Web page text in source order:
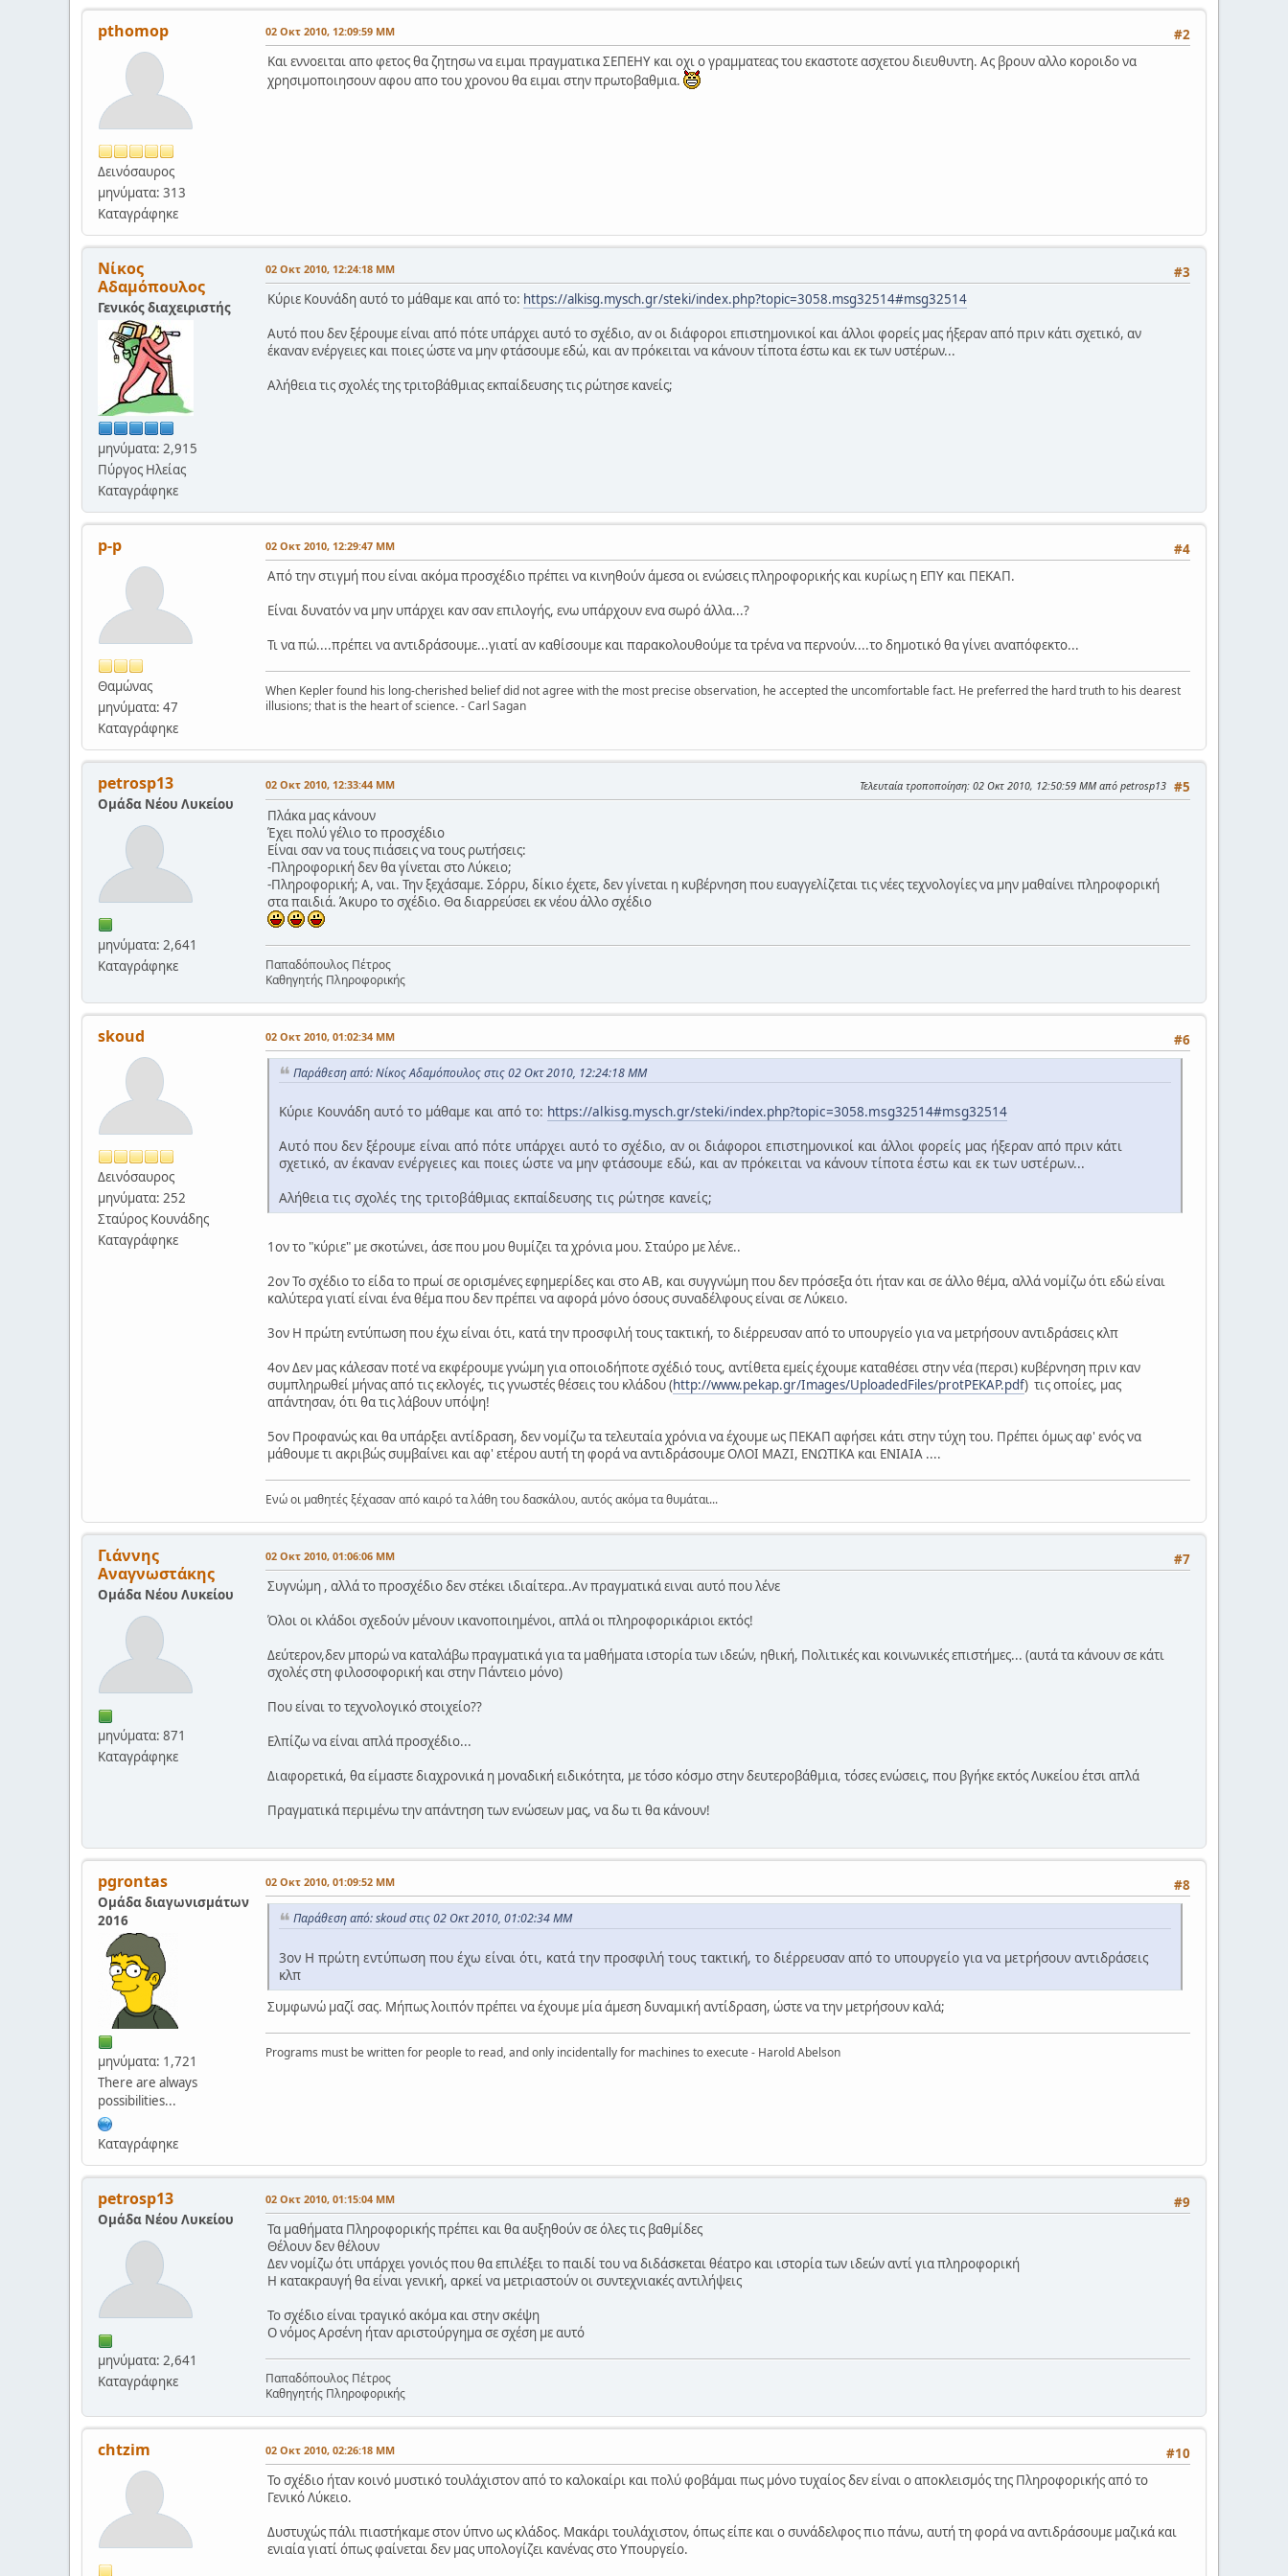
pthomop
Δεινόσαυρος
μηνύματα: 313
Καταγράφηκε
#2
02 Οκτ 2010, 12:09:59 ΜΜ
Kαι εννοειται απο φετος θα ζητησω να ειμαι πραγματικα ΣΕΠΕΗΥ και οχι ο γραμματεας του εκαστοτε ασχετου διευθυντη. Ας βρουν αλλο κοροιδο να
χρησιμοποιησουν αφου απο του χρονου θα ειμαι στην πρωτοβαθμια.
Νίκος
Αδαμόπουλος
Γενικός διαχειριστής
μηνύματα: 2,915
Πύργος Ηλείας
Καταγράφηκε
#3
02 Οκτ 2010, 12:24:18 ΜΜ
Κύριε Κουνάδη αυτό το μάθαμε και από το: https://alkisg.mysch.gr/steki/index.php?topic=3058.msg32514#msg32514
Αυτό που δεν ξέρουμε είναι από πότε υπάρχει αυτό το σχέδιο, αν οι διάφοροι επιστημονικοί και άλλοι φορείς μας ήξεραν από πριν κάτι σχετικό, αν
έκαναν ενέργειες και ποιες ώστε να μην φτάσουμε εδώ, και αν πρόκειται να κάνουν τίποτα έστω και εκ των υστέρων...
Αλήθεια τις σχολές της τριτοβάθμιας εκπαίδευσης τις ρώτησε κανείς;
p-p
Θαμώνας
μηνύματα: 47
Καταγράφηκε
#4
02 Οκτ 2010, 12:29:47 ΜΜ
Από την στιγμή που είναι ακόμα προσχέδιο πρέπει να κινηθούν άμεσα οι ενώσεις πληροφορικής και κυρίως η ΕΠΥ και ΠΕΚΑΠ.
Είναι δυνατόν να μην υπάρχει καν σαν επιλογής, ενω υπάρχουν ενα σωρό άλλα...?
Τι να πώ....πρέπει να αντιδράσουμε...γιατί αν καθίσουμε και παρακολουθούμε τα τρένα να περνούν....το δημοτικό θα γίνει αναπόφεκτο...
When Kepler found his long-cherished belief did not agree with the most precise observation, he accepted the uncomfortable fact. He preferred the hard truth to his dearest
illusions; that is the heart of science. - Carl Sagan
petrosp13
Ομάδα Νέου Λυκείου
μηνύματα: 2,641
Καταγράφηκε
#5
02 Οκτ 2010, 12:33:44 ΜΜ Τελευταία τροποποίηση: 02 Οκτ 2010, 12:50:59 ΜΜ από petrosp13
Πλάκα μας κάνουν
Έχει πολύ γέλιο το προσχέδιο
Είναι σαν να τους πιάσεις να τους ρωτήσεις:
-Πληροφορική δεν θα γίνεται στο Λύκειο;
-Πληροφορική; Α, ναι. Την ξεχάσαμε. Σόρρυ, δίκιο έχετε, δεν γίνεται η κυβέρνηση που ευαγγελίζεται τις νέες τεχνολογίες να μην μαθαίνει πληροφορική
στα παιδιά. Άκυρο το σχέδιο. Θα διαρρεύσει εκ νέου άλλο σχέδιο
Παπαδόπουλος Πέτρος
Καθηγητής Πληροφορικής
skoud
Δεινόσαυρος
μηνύματα: 252
Σταύρος Κουνάδης
Καταγράφηκε
#6
02 Οκτ 2010, 01:02:34 ΜΜ
Παράθεση από: Νίκος Αδαμόπουλος στις 02 Οκτ 2010, 12:24:18 ΜΜ
Κύριε Κουνάδη αυτό το μάθαμε και από το: https://alkisg.mysch.gr/steki/index.php?topic=3058.msg32514#msg32514
Αυτό που δεν ξέρουμε είναι από πότε υπάρχει αυτό το σχέδιο, αν οι διάφοροι επιστημονικοί και άλλοι φορείς μας ήξεραν από πριν κάτι
σχετικό, αν έκαναν ενέργειες και ποιες ώστε να μην φτάσουμε εδώ, και αν πρόκειται να κάνουν τίποτα έστω και εκ των υστέρων...
Αλήθεια τις σχολές της τριτοβάθμιας εκπαίδευσης τις ρώτησε κανείς;
1ον το "κύριε" με σκοτώνει, άσε που μου θυμίζει τα χρόνια μου. Σταύρο με λένε..
2ον Το σχέδιο το είδα το πρωί σε ορισμένες εφημερίδες και στο ΑΒ, και συγγνώμη που δεν πρόσεξα ότι ήταν και σε άλλο θέμα, αλλά νομίζω ότι εδώ είναι
καλύτερα γιατί είναι ένα θέμα που δεν πρέπει να αφορά μόνο όσους συναδέλφους είναι σε Λύκειο.
3ον Η πρώτη εντύπωση που έχω είναι ότι, κατά την προσφιλή τους τακτική, το διέρρευσαν από το υπουργείο για να μετρήσουν αντιδράσεις κλπ
4ον Δεν μας κάλεσαν ποτέ να εκφέρουμε γνώμη για οποιοδήποτε σχέδιό τους, αντίθετα εμείς έχουμε καταθέσει στην νέα (περσι) κυβέρνηση πριν καν
συμπληρωθεί μήνας από τις εκλογές, τις γνωστές θέσεις του κλάδου (http://www.pekap.gr/Images/UploadedFiles/protPEKAP.pdf) τις οποίες, μας
απάντησαν, ότι θα τις λάβουν υπόψη!
5ον Προφανώς και θα υπάρξει αντίδραση, δεν νομίζω τα τελευταία χρόνια να έχουμε ως ΠΕΚΑΠ αφήσει κάτι στην τύχη του. Πρέπει όμως αφ' ενός να
μάθουμε τι ακριβώς συμβαίνει και αφ' ετέρου αυτή τη φορά να αντιδράσουμε ΟΛΟΙ ΜΑΖΙ, ΕΝΩΤΙΚΑ και ΕΝΙΑΙΑ ....
Ενώ οι μαθητές ξέχασαν από καιρό τα λάθη του δασκάλου, αυτός ακόμα τα θυμάται...
Γιάννης
Αναγνωστάκης
Ομάδα Νέου Λυκείου
μηνύματα: 871
Καταγράφηκε
#7
02 Οκτ 2010, 01:06:06 ΜΜ
Συγνώμη , αλλά το προσχέδιο δεν στέκει ιδιαίτερα..Αν πραγματικά ειναι αυτό που λένε
Όλοι οι κλάδοι σχεδούν μένουν ικανοποιημένοι, απλά οι πληροφορικάριοι εκτός!
Δεύτερον,δεν μπορώ να καταλάβω πραγματικά για τα μαθήματα ιστορία των ιδεών, ηθική, Πολιτικές και κοινωνικές επιστήμες... (αυτά τα κάνουν σε κάτι
σχολές στη φιλοσοφορική και στην Πάντειο μόνο)
Που είναι το τεχνολογικό στοιχείο??
Ελπίζω να είναι απλά προσχέδιο...
Διαφορετικά, θα είμαστε διαχρονικά η μοναδική ειδικότητα, με τόσο κόσμο στην δευτεροβάθμια, τόσες ενώσεις, που βγήκε εκτός Λυκείου έτσι απλά
Πραγματικά περιμένω την απάντηση των ενώσεων μας, να δω τι θα κάνουν!
pgrontas
Ομάδα διαγωνισμάτων
2016
μηνύματα: 1,721
There are always
possibilities...
Καταγράφηκε
#8
02 Οκτ 2010, 01:09:52 ΜΜ
Παράθεση από: skoud στις 02 Οκτ 2010, 01:02:34 ΜΜ
3ον Η πρώτη εντύπωση που έχω είναι ότι, κατά την προσφιλή τους τακτική, το διέρρευσαν από το υπουργείο για να μετρήσουν αντιδράσεις
κλπ
Συμφωνώ μαζί σας. Μήπως λοιπόν πρέπει να έχουμε μία άμεση δυναμική αντίδραση, ώστε να την μετρήσουν καλά;
Programs must be written for people to read, and only incidentally for machines to execute - Harold Abelson
petrosp13
Ομάδα Νέου Λυκείου
μηνύματα: 2,641
Καταγράφηκε
#9
02 Οκτ 2010, 01:15:04 ΜΜ
Τα μαθήματα Πληροφορικής πρέπει και θα αυξηθούν σε όλες τις βαθμίδες
Θέλουν δεν θέλουν
Δεν νομίζω ότι υπάρχει γονιός που θα επιλέξει το παιδί του να διδάσκεται θέατρο και ιστορία των ιδεών αντί για πληροφορική
Η κατακραυγή θα είναι γενική, αρκεί να μετριαστούν οι συντεχνιακές αντιλήψεις
Το σχέδιο είναι τραγικό ακόμα και στην σκέψη
Ο νόμος Αρσένη ήταν αριστούργημα σε σχέση με αυτό
Παπαδόπουλος Πέτρος
Καθηγητής Πληροφορικής
chtzim #10
02 Οκτ 2010, 02:26:18 ΜΜ
Το σχέδιο ήταν κοινό μυστικό τουλάχιστον από το καλοκαίρι και πολύ φοβάμαι πως μόνο τυχαίος δεν είναι ο αποκλεισμός της Πληροφορικής από το
Γενικό Λύκειο.
Δυστυχώς πάλι πιαστήκαμε στον ύπνο ως κλάδος. Μακάρι τουλάχιστον, όπως είπε και ο συνάδελφος πιο πάνω, αυτή τη φορά να αντιδράσουμε μαζικά και
ενιαία γιατί όπως φαίνεται δεν μας υπολογίζει κανένας στο Υπουργείο.